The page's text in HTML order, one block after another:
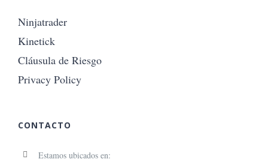
Ninjatrader
Kinetick
Cláusula de Riesgo
Privacy Policy
CONTACTO
Estamos ubicados en: